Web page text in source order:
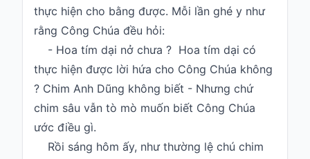
thực hiện cho bằng được. Mỗi lần ghé y như
rằng Công Chúa đều hỏi:
- Hoa tím dại nở chưa ? Hoa tím dại có
thực hiện được lời hứa cho Công Chúa không
? Chim Anh Dũng không biết - Nhưng chứ
chim sâu vẫn tò mò muốn biết Công Chúa
ước điều gì.
Rồi sáng hôm ấy, như thường lệ chú chim